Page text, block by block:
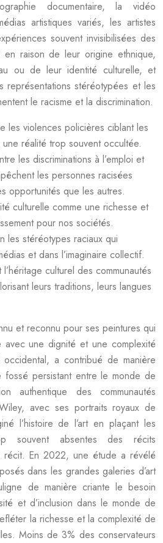
documentaire, la vidéo
artistiques variés, les artistes
souvent invisibilisées des
en raison de leur origine ethnique,
ou de leur identité culturelle, et
représentations stéréotypées et les
le racisme et la discrimination.
les violences policières ciblant les
réalité trop souvent occultée.
les discriminations à l’emploi et
les personnes racisées
opportunités que les autres.
culturelle comme une richesse et
pour nos sociétés.
les stéréotypes raciaux qui
et dans l’imaginaire collectif.
culturel des communautés
leurs traditions, leurs langues
et reconnu pour ses peintures qui
une dignité et une complexité
occidental, a contribué de manière
fossé persistant entre le monde de
authentique des communautés
avec ses portraits royaux de
l’histoire de l’art en plaçant les
souvent absentes des récits
récit. En 2022, une étude a révélé
dans les grandes galeries d’art
de manière criante le besoin
et d’inclusion dans le monde de
la richesse et la complexité de
Moins de 3% des conservateurs